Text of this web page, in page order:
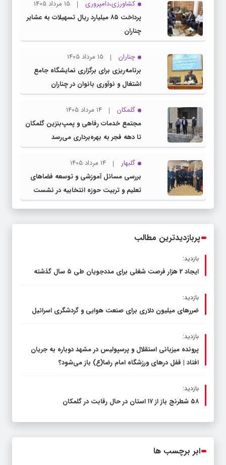
کشاورزی،دامپروری
15 مرداد 1405
پرداخت ۸۵ میلیارد ریال تسهیلات به عشایر
چناران
چناران
15 مرداد 1405
برنامه‌ریزی برای برگزاری نمایشگاه جامع
اشتغال و نوآوری بانوان در چناران
گلمکان
14 مرداد 1405
مجتمع خدمات رفاهی و پمپ‌بنزین گلمکان
تا دهه فجر به بهره‌برداری می‌رسد
گلبهار
14 مرداد 1405
بررسی مسائل آموزشی و توسعه فضاهای
تعلیم و تربیت حوزه انتخابیه در نشست
مشترک عضو کمیسیون آموزش مجلس با
پربازدیدترین مطالب
بازدید:
ایجاد 2 هزار فرصت شغلی برای مددجویان طی ۵ سال گذشته
بازدید:
ضررهای میلیون دلاری برای صنعت هوایی و گردشگری اسرائیل
بازدید:
پرونده میزبانی استقلال و پرسپولیس در مشهد دوباره به جریان
افتاد | قفل در‌های ورزشگاه امام رضا(ع) باز می‌شود؟
بازدید:
۵۸ شطرنج‌ باز از ۱۷ استان در حال رقابت در گلمکان
ابر برچسب ها